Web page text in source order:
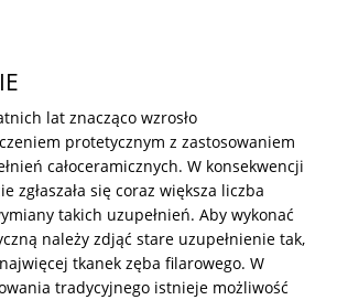
lat znacząco wzrosło
protetycznym z zastosowaniem
całoceramicznych. W konsekwencji
zgłaszała się coraz większa liczba
takich uzupełnień. Aby wykonać
należy zdjąć stare uzupełnienie tak,
tkanek zęba filarowego. W
tradycyjnego istnieje możliwość